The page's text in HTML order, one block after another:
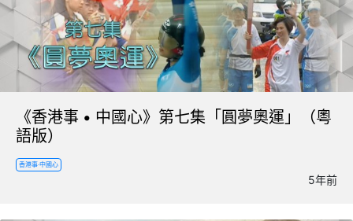
《香港事 • 中國心》第七集「圓夢奧運」（粵
語版）
香港事·中國心
5年前